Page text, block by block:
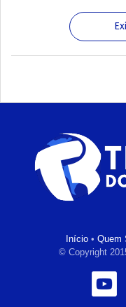
Início• Quem
© Copyright